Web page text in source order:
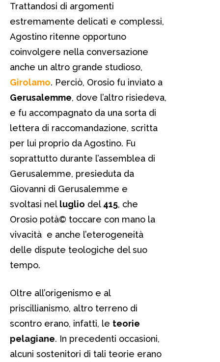
Trattandosi di argomenti
estremamente delicati e complessi,
Agostino ritenne opportuno
coinvolgere nella conversazione
anche un altro grande studioso,
Girolamo. Perciò, Orosio fu inviato a
Gerusalemme, dove l’altro risiedeva,
e fu accompagnato da una sorta di
lettera di raccomandazione, scritta
per lui proprio da Agostino. Fu
soprattutto durante l’assemblea di
Gerusalemme, presieduta da
Giovanni di Gerusalemme e
svoltasi nel luglio del 415, che
Orosio potà© toccare con mano la
vivacità e anche l’eterogeneità
delle dispute teologiche del suo
tempo.
Oltre all’origenismo e al
priscillianismo, altro terreno di
scontro erano, infatti, le teorie
pelagiane. In precedenti occasioni,
alcuni sostenitori di tali teorie erano